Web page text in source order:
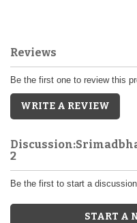
Reviews
Be the first one to review this
WRITE A REVIEW
2
Be the first to start a discussion
START A